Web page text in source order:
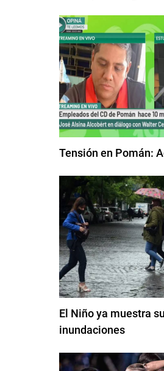
Tensión en Pomán:
El Niño ya muestra
inundaciones